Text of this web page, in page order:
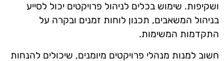
ושקיפות. שימוש בכלים לניהול פרויקטים יכול לסייע
בניהול המשאבים, תכנון לוחות זמנים ובקרה על
התקדמות המשימות.
חשוב למנות מנהלי פרויקטים מיומנים, שיכולים להנחות